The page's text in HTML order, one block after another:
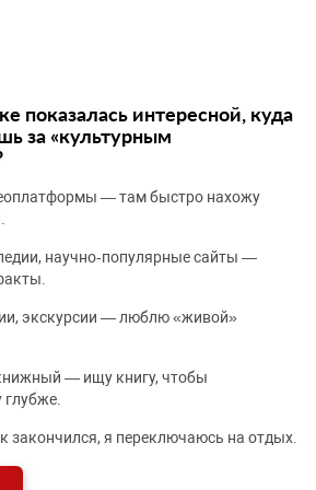
показалась интересной, куда
за «культурным
— там быстро нахожу
научно‑популярные сайты —
экскурсии — люблю «живой»
— ищу книгу, чтобы
глубже.
закончился, я переключаюсь на отдых.